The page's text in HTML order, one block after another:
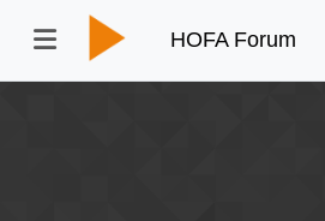
HOFA Forum